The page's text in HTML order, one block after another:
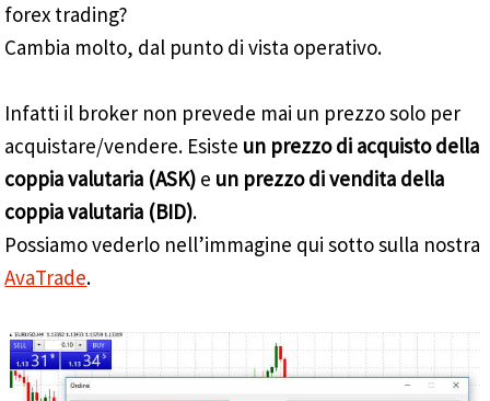
forex trading?
Cambia molto, dal punto di vista operativo.
Infatti il broker non prevede mai un prezzo solo per
acquistare/vendere. Esiste un prezzo di acquisto della
coppia valutaria (ASK) e un prezzo di vendita della
coppia valutaria (BID).
Possiamo vederlo nell’immagine qui sotto sulla nostra
AvaTrade.